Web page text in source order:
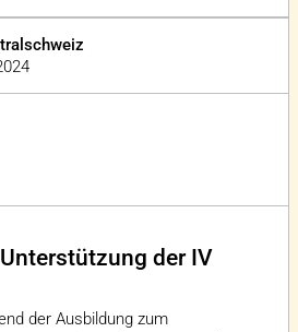
der IV
der Ausbildung zum